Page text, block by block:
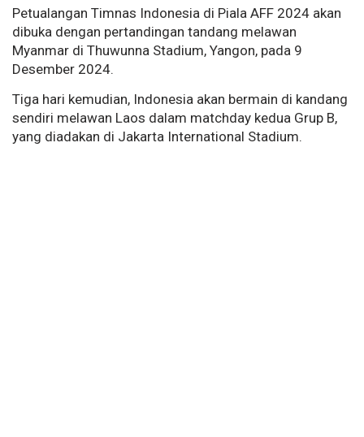
Petualangan Timnas Indonesia di Piala AFF 2024 akan
dibuka dengan pertandingan tandang melawan
Myanmar di Thuwunna Stadium, Yangon, pada 9
Desember 2024.
Tiga hari kemudian, Indonesia akan bermain di kandang
sendiri melawan Laos dalam matchday kedua Grup B,
yang diadakan di Jakarta International Stadium.